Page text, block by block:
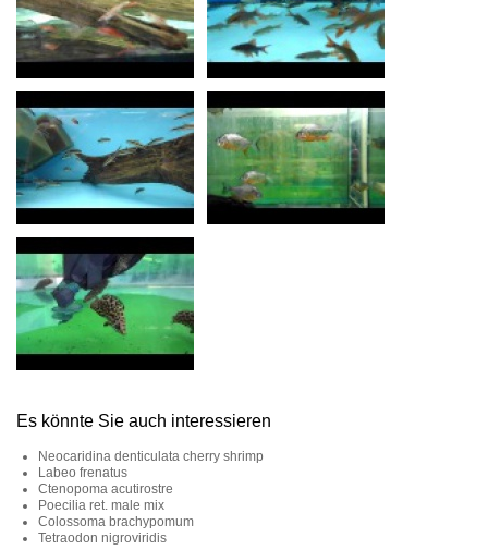
Es könnte Sie auch interessieren
Neocaridina denticulata cherry shrimp
Labeo frenatus
Ctenopoma acutirostre
Poecilia ret. male mix
Colossoma brachypomum
Tetraodon nigroviridis